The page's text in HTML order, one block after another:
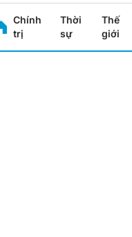
Bình Phước
Chính
trị
Thời
sự
Thế
giới